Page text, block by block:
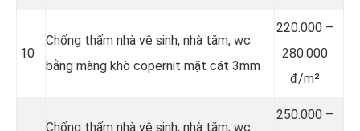
10
Chống thấm nhà vệ sinh, nhà tắm, wc
bằng màng khò copernit mặt cát 3mm
220.000 –
280.000
đ/m²
Chống thấm nhà vệ sinh, nhà tắm, wc
250.000 –